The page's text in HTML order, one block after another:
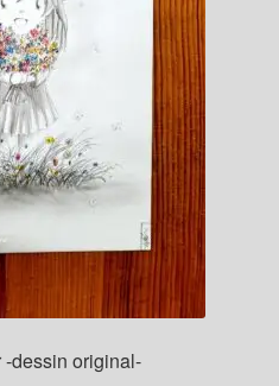
dessin original-